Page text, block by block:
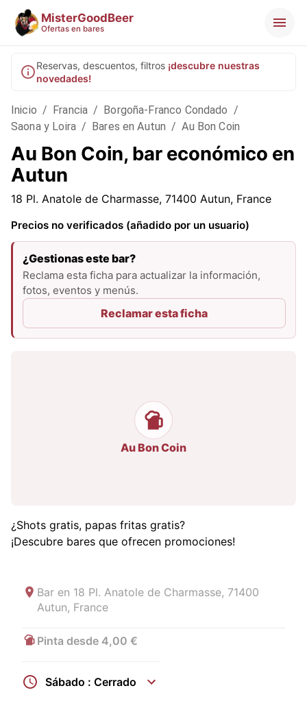
MisterGoodBeer
Ofertas en bares
Reservas, descuentos, filtros ¡descubre nuestras
novedades!
Inicio / Francia / Borgoña-Franco Condado /
Saona y Loira / Bares en Autun / Au Bon Coin
Au Bon Coin, bar económico en
Autun
18 Pl. Anatole de Charmasse, 71400 Autun, France
Precios no verificados (añadido por un usuario)
¿Gestionas este bar?
Reclama esta ficha para actualizar la información,
fotos, eventos y menús.
Reclamar esta ficha
Au Bon Coin
¿Shots gratis, papas fritas gratis?
¡Descubre bares que ofrecen promociones!
Bar en 18 Pl. Anatole de Charmasse, 71400
Autun, France
Pinta desde 4,00 €
Sábado : Cerrado